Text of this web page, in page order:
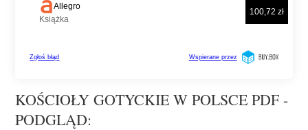
KOŚCIOŁY GOTYCKIE W POLSCE PDF -
PODGLĄD: